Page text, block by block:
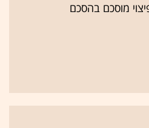
2 בשל פיצוי מוסכם בהסכם